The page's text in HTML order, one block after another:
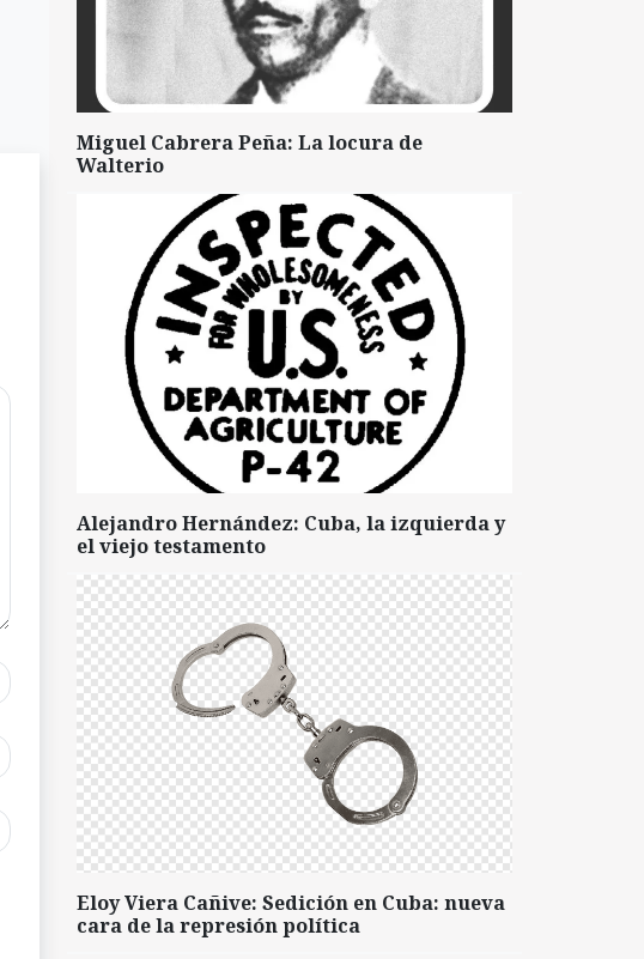
Miguel Cabrera Peña: La locura de
Walterio
Alejandro Hernández: Cuba, la izquierda y
el viejo testamento
Eloy Viera Cañive: Sedición en Cuba: nueva
cara de la represión política